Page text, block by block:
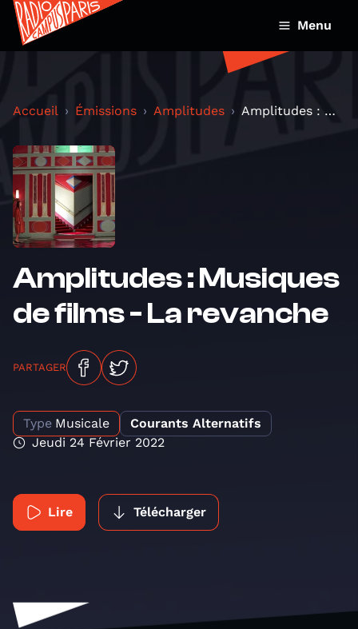
Menu
Accueil Émissions Amplitudes Amplitudes : Musiques de films - La revanche
Amplitudes : Musiques
de films - La revanche
PARTAGER
Type Musicale
Courants Alternatifs
Jeudi 24 Février 2022
Lire Télécharger